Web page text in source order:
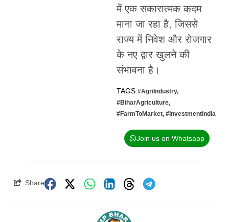
में एक सकारात्मक कदम
माना जा रहा है, जिससे
राज्य में निवेश और रोजगार
के नए द्वार खुलने की
संभावना है।
TAGS:#AgriIndustry,
#BiharAgriculture,
#FarmToMarket, #InvestmentIndia
Join us on Whatsapp
Share